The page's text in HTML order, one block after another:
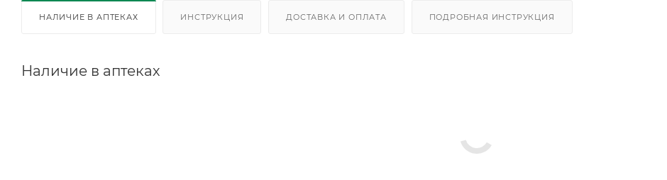
НАЛИЧИЕ В АПТЕКАХ ИНСТРУКЦИЯ ДОСТАВКА И ОПЛАТА ПОДРОБНАЯ ИНСТРУКЦИЯ
Наличие в аптеках